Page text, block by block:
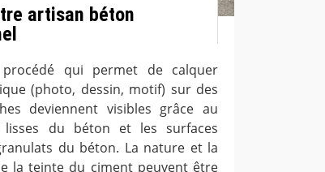
artisan béton
qui permet de calquer
(photo, dessin, motif) sur des
deviennent visibles grâce au
du béton et les surfaces
du béton. La nature et la
la teinte du ciment peuvent être